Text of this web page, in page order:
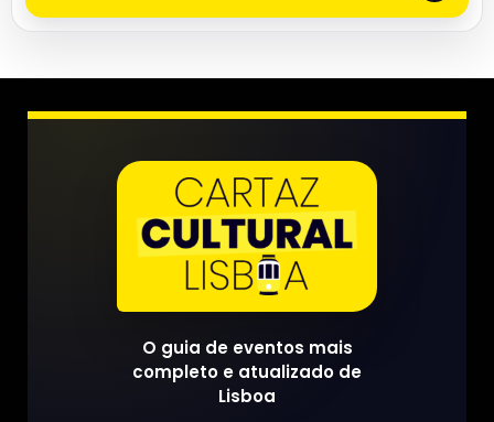
O guia de eventos mais
completo e atualizado de
Lisboa